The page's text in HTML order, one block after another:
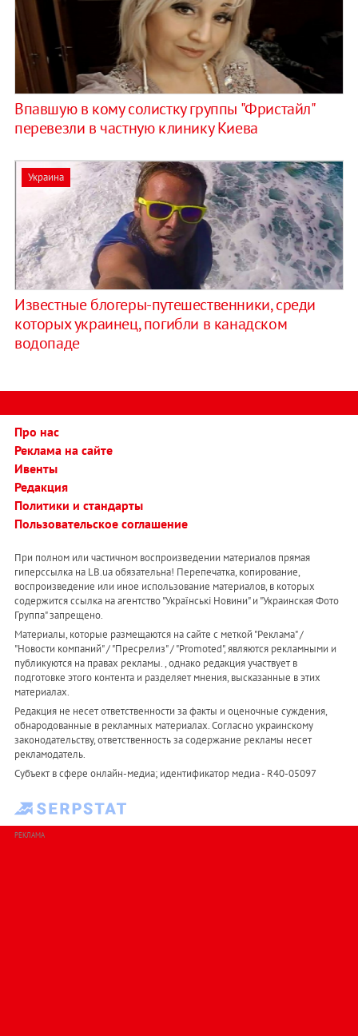
Впавшую в кому солистку группы "Фристайл"
перевезли в частную клинику Киева
Украина
Известные блогеры-путешественники, среди
которых украинец, погибли в канадском
водопаде
Про нас
Реклама на сайте
Ивенты
Редакция
Политики и стандарты
Пользовательское соглашение
При полном или частичном воспроизведении материалов прямая
гиперссылка на LB.ua обязательна! Перепечатка, копирование,
воспроизведение или иное использование материалов, в которых
содержится ссылка на агентство "Українськi Новини" и "Украинская Фото
Группа" запрещено.
Материалы, которые размещаются на сайте с меткой "Реклама" /
"Новости компаний" / "Пресрелиз" / "Promoted", являются рекламными и
публикуются на правах рекламы. , однако редакция участвует в
подготовке этого контента и разделяет мнения, высказанные в этих
материалах.
Редакция не несет ответственности за факты и оценочные суждения,
обнародованные в рекламных материалах. Согласно украинскому
законодательству, ответственность за содержание рекламы несет
рекламодатель.
Субъект в сфере онлайн-медиа; идентификатор медиа - R40-05097
РЕКЛАМА